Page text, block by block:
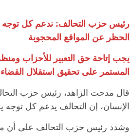
رئيس حزب التحالف: ندعم كل توجه
الحظر عن المواقع المحجوبة
يجب إتاحة حق التعبير للأحزاب
المستمر على تحقيق استقلال القضاء
قال مدحت الزاهد، رئيس حزب
الإنسان، إن التحالف يدعم كل
وشدد رئيس حزب التحالف على أن